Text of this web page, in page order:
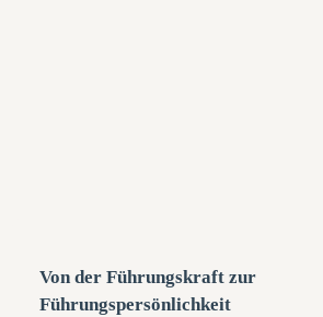
Von der Führungskraft zur
Führungspersönlichkeit